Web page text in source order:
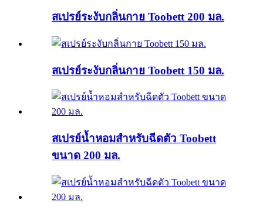
สเปรย์ระงับกลิ่นกาย Toobett 200 มล.
สเปรย์ระงับกลิ่นกาย Toobett 150 มล.
สเปรย์น้ำหอมสำหรับฉีดตัว Toobett
ขนาด 200 มล.